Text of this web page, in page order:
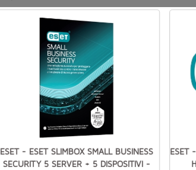
ESET - ESET SLIMBOX SMALL BUSINESS
SECURITY 5 SERVER + 5 DISPOSITIVI -
ESET